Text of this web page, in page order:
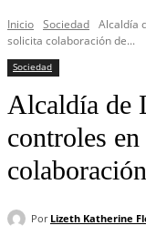
Inicio Sociedad Alcaldía
solicita colaboración de...
Sociedad
Alcaldía de
controles
Por Lizeth Katherine